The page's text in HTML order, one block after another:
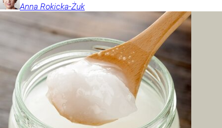
Anna Rokicka-Żuk